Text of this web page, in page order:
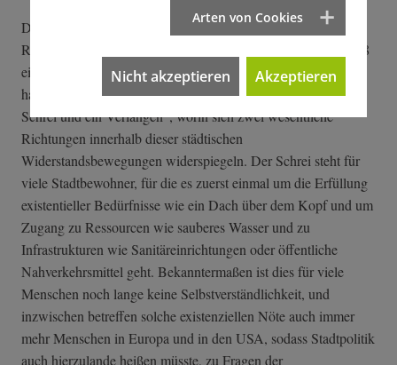
Der Begriff "Recht auf Stadt" wurde von dem französischen
Raumphilosophen Henri Lefèbvre eingeführt, der bereits 1968
eine gleichnamige Schrift, "Le droit à la ville", veröffentlicht
hatte. Lefèbvre bemerkt hier, das Recht auf Stadt sei "wie ein
Schrei und ein Verlangen", worin sich zwei wesentliche
Richtungen innerhalb dieser städtischen
Widerstandsbewegungen widerspiegeln. Der Schrei steht für
viele Stadtbewohner, für die es zuerst einmal um die Erfüllung
existentieller Bedürfnisse wie ein Dach über dem Kopf und um
Zugang zu Ressourcen wie sauberes Wasser und zu
Infrastrukturen wie Sanitäreinrichtungen oder öffentliche
Nahverkehrsmittel geht. Bekanntermaßen ist dies für viele
Menschen noch lange keine Selbstverständlichkeit, und
inzwischen betreffen solche existenziellen Nöte auch immer
mehr Menschen in Europa und in den USA, sodass Stadtpolitik
auch hierzulande heißen müsste, zu Fragen der
Arten von Cookies
Nicht akzeptieren Akzeptieren